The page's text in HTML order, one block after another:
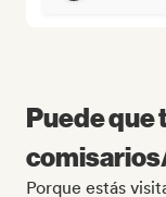
Puede que
Porque estás